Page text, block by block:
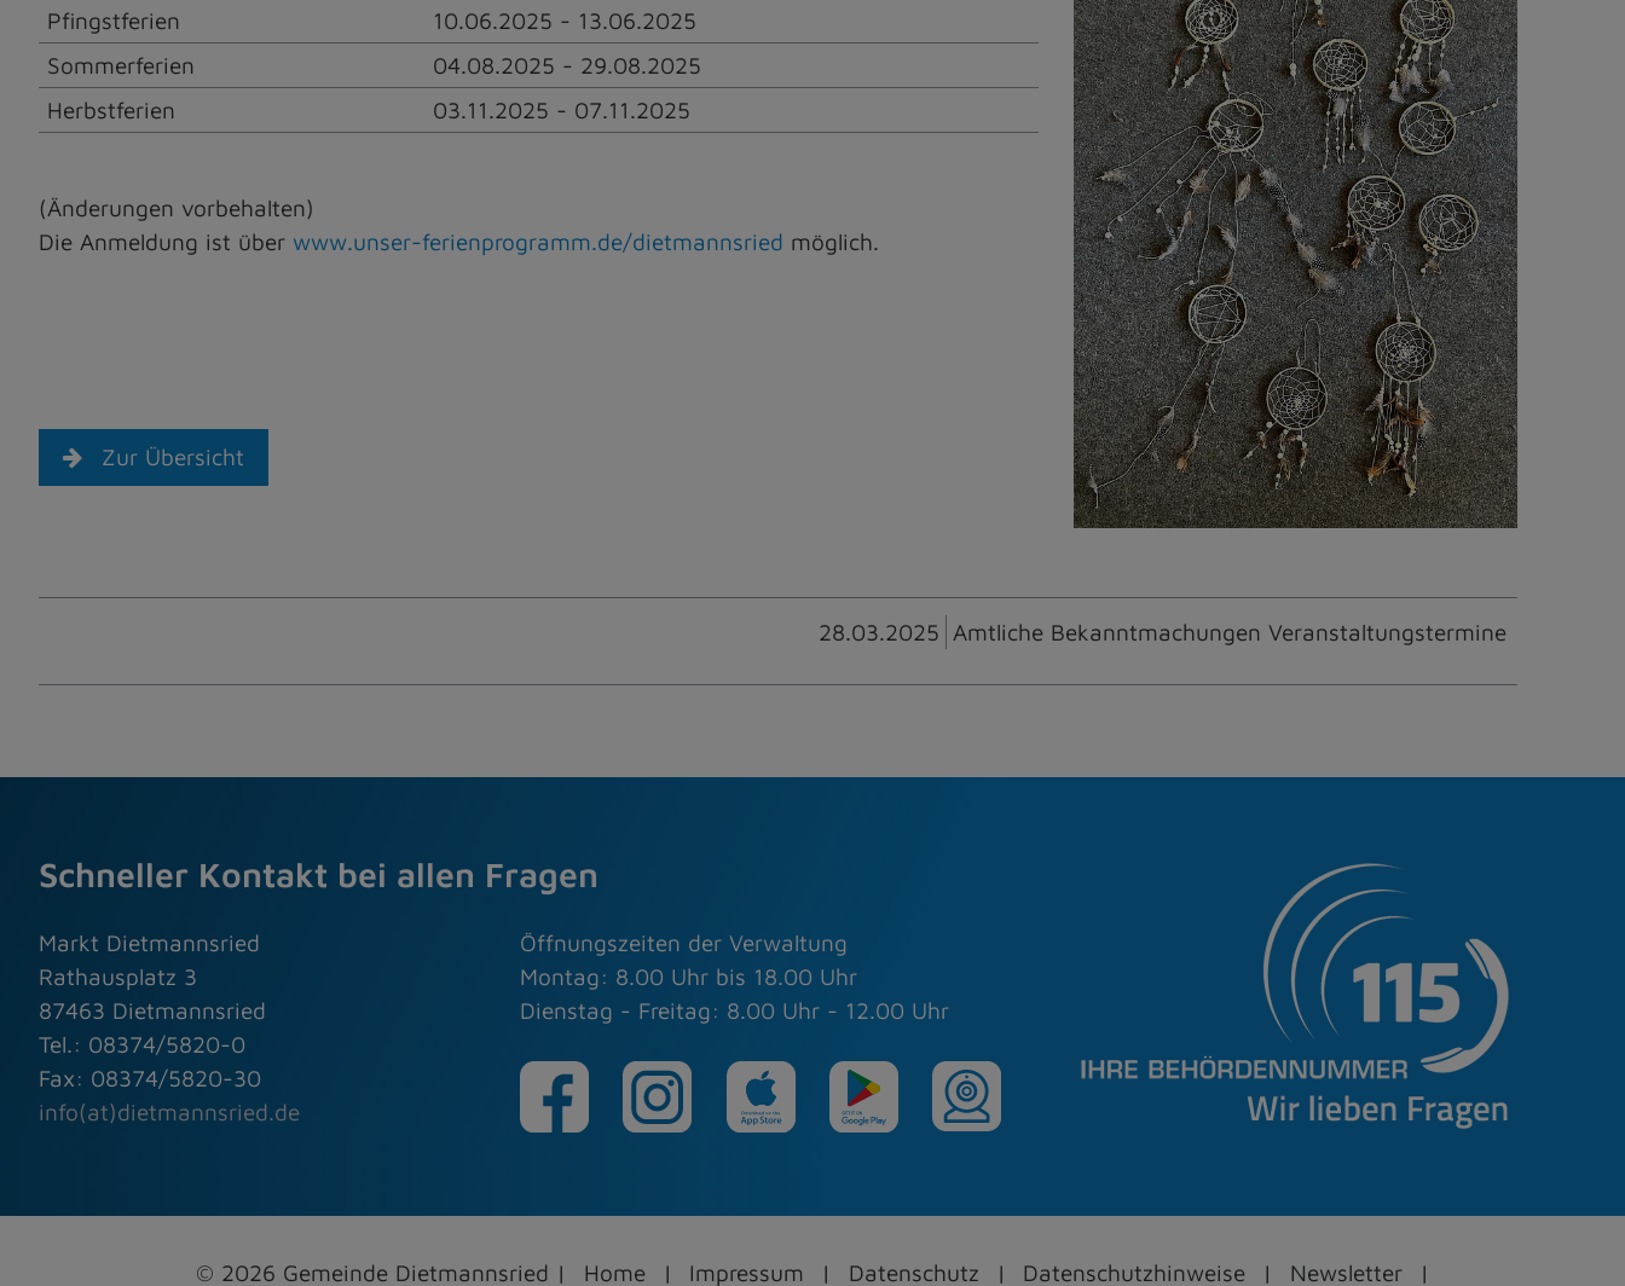
Pfingstferien
10.06.2025 - 13.06.2025
Sommerferien
04.08.2025 - 29.08.2025
Herbstferien
03.11.2025 - 07.11.2025
(Änderungen vorbehalten)
Die Anmeldung ist über www.unser-ferienprogramm.de/dietmannsried möglich.
Zur Übersicht
28.03.2025 Amtliche Bekanntmachungen Veranstaltungstermine
Schneller Kontakt bei allen Fragen
Markt Dietmannsried
Rathausplatz 3
87463 Dietmannsried
Tel.: 08374/5820-0
Fax: 08374/5820-30
info(at)dietmannsried.de
Öffnungszeiten der Verwaltung
Montag: 8.00 Uhr bis 18.00 Uhr
Dienstag - Freitag: 8.00 Uhr - 12.00 Uhr
© 2026 Gemeinde Dietmannsried Home Impressum Datenschutz Datenschutzhinweise Newsletter